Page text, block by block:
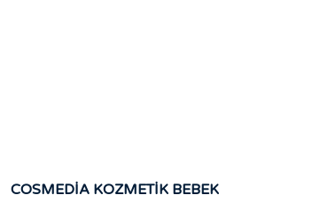
COSMEDİA KOZMETİK BEBEK